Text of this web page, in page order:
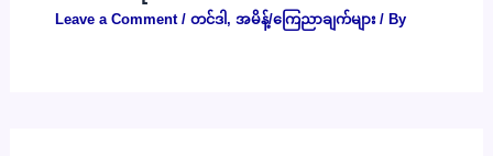
Leave a Comment / တင်ဒါ , အမိန့်/ကြေညာချက်များ/ By